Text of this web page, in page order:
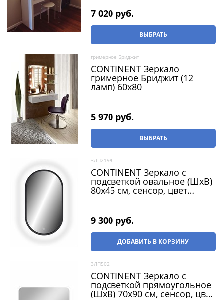
7 020 руб.
ВЫБРАТЬ
гримерное Бриджит
CONTINENT Зеркало
гримерное Бриджит (12
ламп) 60х80
5 970 руб.
ВЫБРАТЬ
ЗЛП2199
CONTINENT Зеркало с
подсветкой овальное (ШxВ)
80x45 см, сенсор, цвет
9 300 руб.
ДОБАВИТЬ В КОРЗИНУ
ЗЛП502
CONTINENT Зеркало с
подсветкой прямоугольное
(ШxВ) 70x90 см, сенсор, цвет